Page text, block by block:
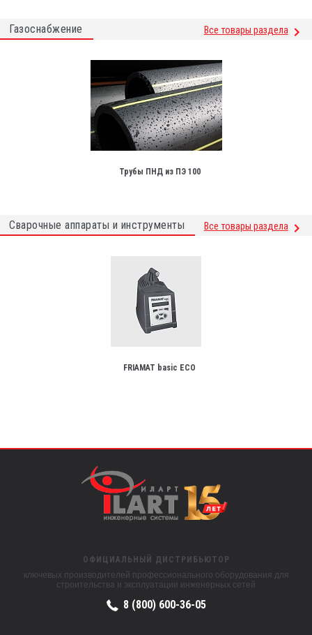
Газоснабжение Все товары раздела
Трубы ПНД из ПЭ 100
Сварочные аппараты и инструменты Все товары раздела
FRIAMAT basic ECO
ОФИЦИАЛЬНЫЙ ДИСТРИБЬЮТОР
ключевых производителей профессионального оборудования для
строительства и эксплуатации инженерных сетей
8 (800) 600-36-05